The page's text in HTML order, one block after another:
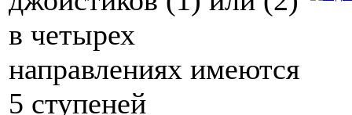
в четырех
направлениях имеются
5 ступеней